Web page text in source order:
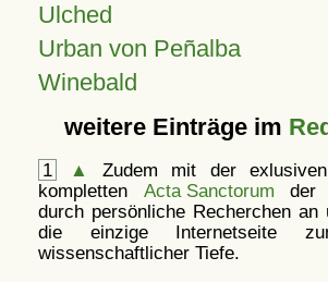
Ulched
Urban von Peñalba
Winebald
weitere Einträge im
1 ▲
Zudem mit der
kompletten Acta Sanctorum der
durch persönliche Recherchen an
die einzige Internetseite
wissenschaftlicher Tiefe.